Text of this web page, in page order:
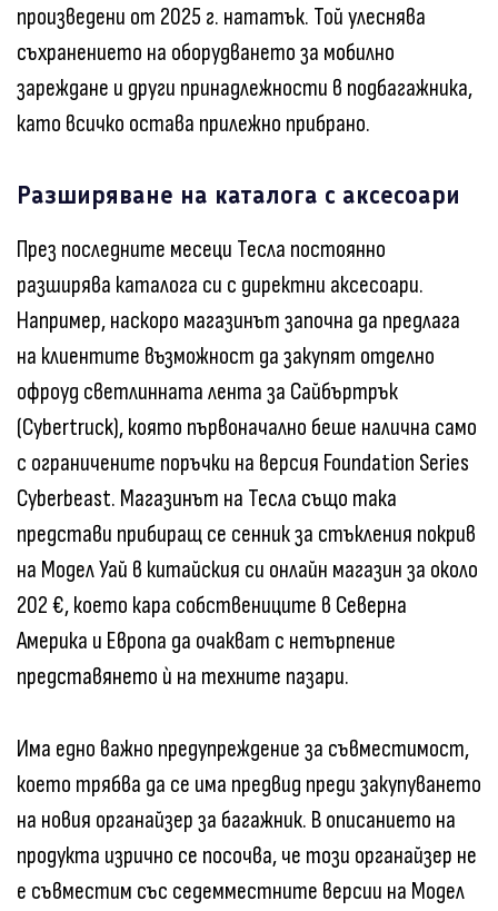
произведени от 2025 г. нататък. Той улеснява
съхранението на оборудването за мобилно
зареждане и други принадлежности в подбагажника,
като всичко остава прилежно прибрано.
Разширяване на каталога с аксесоари
През последните месеци Тесла постоянно
разширява каталога си с директни аксесоари.
Например, наскоро магазинът започна да предлага
на клиентите възможност да закупят отделно
офроуд светлинната лента за Сайбъртрък
(Cybertruck), която първоначално беше налична само
с ограничените поръчки на версия Foundation Series
Cyberbeast. Магазинът на Тесла също така
представи прибиращ се сенник за стъкления покрив
на Модел Уай в китайския си онлайн магазин за около
202 €, което кара собствениците в Северна
Америка и Европа да очакват с нетърпение
представянето ѝ на техните пазари.
Има едно важно предупреждение за съвместимост,
което трябва да се има предвид преди закупуването
на новия органайзер за багажник. В описанието на
продукта изрично се посочва, че този органайзер не
е съвместим със седемместните версии на Модел